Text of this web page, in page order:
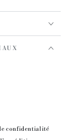
confidentialité